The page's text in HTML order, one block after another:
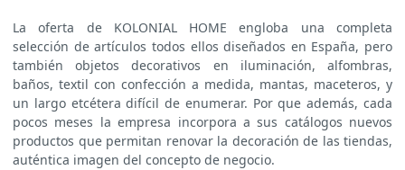
La oferta de KOLONIAL HOME engloba una completa
selección de artículos todos ellos diseñados en España, pero
también objetos decorativos en iluminación, alfombras,
baños, textil con confección a medida, mantas, maceteros, y
un largo etcétera difícil de enumerar. Por que además, cada
pocos meses la empresa incorpora a sus catálogos nuevos
productos que permitan renovar la decoración de las tiendas,
auténtica imagen del concepto de negocio.